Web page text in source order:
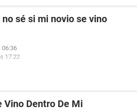
sé si mi novio se vino
06:36
17:22
Vino Dentro De Mi